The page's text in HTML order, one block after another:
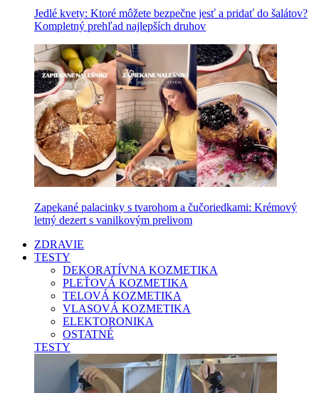
Jedlé kvety: Ktoré môžete bezpečne jesť a pridať do šalátov?
Kompletný prehľad najlepších druhov
Zapekané palacinky s tvarohom a čučoriedkami: Krémový
letný dezert s vanilkovým prelivom
ZDRAVIE
TESTY
DEKORATÍVNA KOZMETIKA
PLEŤOVÁ KOZMETIKA
TELOVÁ KOZMETIKA
VLASOVÁ KOZMETIKA
ELEKTORONIKA
OSTATNÉ
TESTY